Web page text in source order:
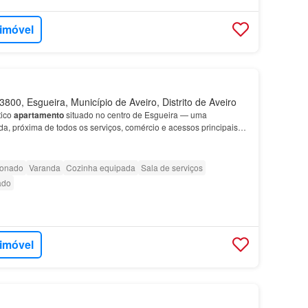
Esgueira, Município de Aveiro, Distrito de Aveiro
apartamentosituado no centro de Esgueira — uma
próxima de todos os serviços, comércio e acessos principais
Varanda Cozinha equipada Sala de serviços